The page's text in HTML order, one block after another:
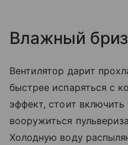
Влажный бриз
Вентилятор дарит
быстрее испаряться с
эффект, стоит
вооружиться
Холодную воду